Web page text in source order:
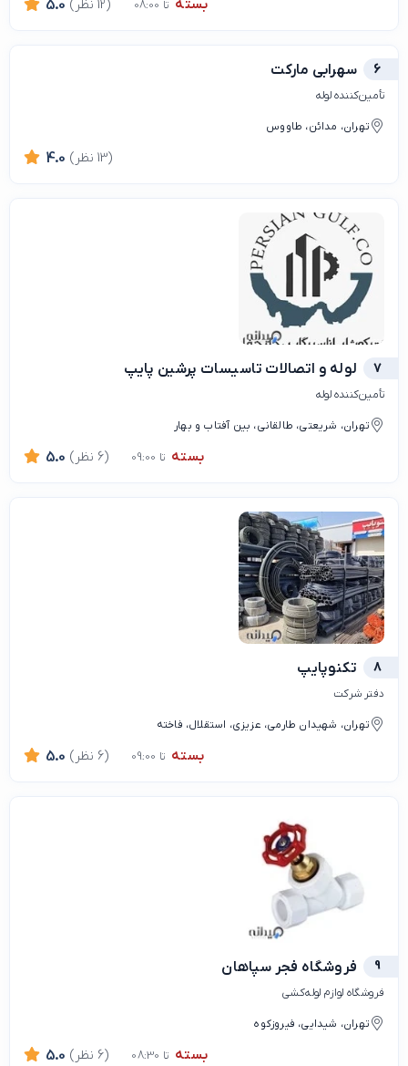
بسته تا 08:00 5.0 (12 نظر)
6 سهرابی مارکت
تأمین‌کننده لوله
تهران، مدائن، طاووس
4.0 (13 نظر)
7 لوله و اتصالات تاسیسات پرشین پایپ
تأمین‌کننده لوله
تهران، شریعتی، طالقانی، بین آفتاب و بهار
بسته تا 09:00 5.0 (6 نظر)
8 تکنوپایپ
دفتر شرکت
تهران، شهیدان طارمی، عزیزی، استقلال، فاخته
بسته تا 09:00 5.0 (6 نظر)
9 فروشگاه فجر سپاهان
فروشگاه لوازم لوله‌کشی
تهران، شیدایی، فیروزکوه
بسته تا 08:30 5.0 (6 نظر)